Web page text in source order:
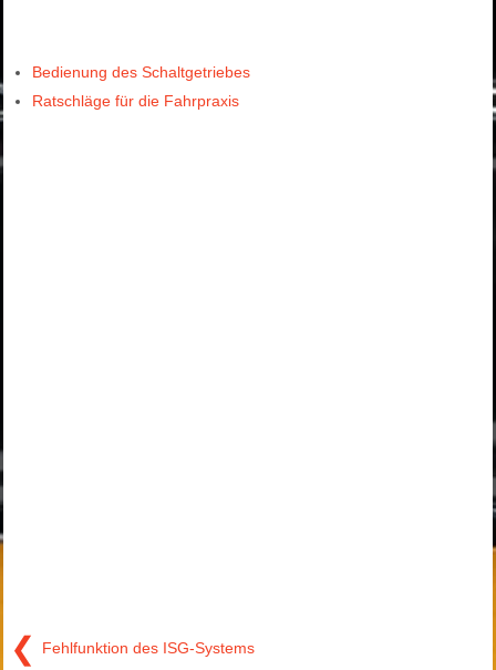
Bedienung des Schaltgetriebes
Ratschläge für die Fahrpraxis
❮ Fehlfunktion des ISG-Systems